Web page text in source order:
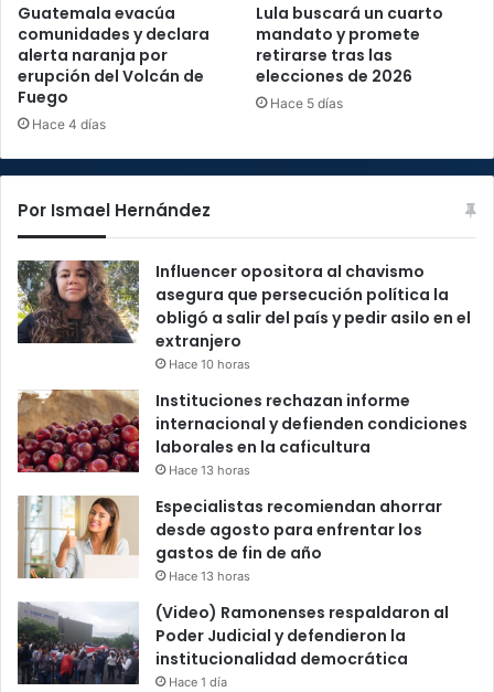
Guatemala evacúa
comunidades y declara
alerta naranja por
erupción del Volcán de
Fuego
Hace 4 días
Lula buscará un cuarto
mandato y promete
retirarse tras las
elecciones de 2026
Hace 5 días
Por Ismael Hernández
Influencer opositora al chavismo
asegura que persecución política la
obligó a salir del país y pedir asilo en el
extranjero
Hace 10 horas
Instituciones rechazan informe
internacional y defienden condiciones
laborales en la caficultura
Hace 13 horas
Especialistas recomiendan ahorrar
desde agosto para enfrentar los
gastos de fin de año
Hace 13 horas
(Video) Ramonenses respaldaron al
Poder Judicial y defendieron la
institucionalidad democrática
Hace 1 día